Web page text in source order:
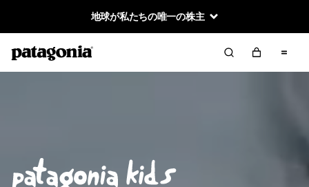
地球が私たちの唯一の株主